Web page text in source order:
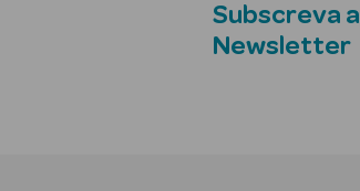
Subscreva a
Newsletter